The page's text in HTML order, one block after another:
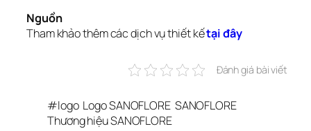
Nguồn
Tham khảo thêm các dịch vụ thiết kế tại đây
Đánh giá bài viết
#logo Logo SANOFLORE SANOFLORE
Thương hiệu SANOFLORE